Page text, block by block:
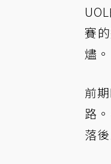
賽
燼。
前
路
落